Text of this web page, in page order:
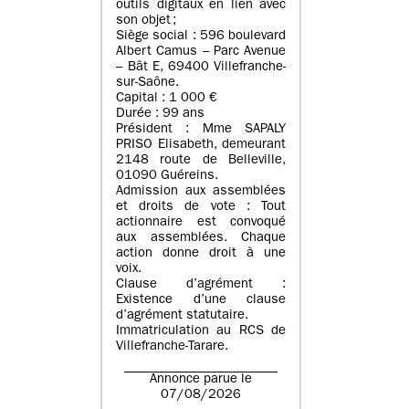
outils digitaux en lien avec
son objet ;
Siège social : 596 boulevard
Albert Camus – Parc Avenue
– Bât E, 69400 Villefranche-
sur-Saône.
Capital : 1 000 €
Durée : 99 ans
Président : Mme SAPALY
PRISO Elisabeth, demeurant
2148 route de Belleville,
01090 Guéreins.
Admission aux assemblées
et droits de vote : Tout
actionnaire est convoqué
aux assemblées. Chaque
action donne droit à une
voix.
Clause d’agrément :
Existence d’une clause
d’agrément statutaire.
Immatriculation au RCS de
Villefranche-Tarare.
Annonce parue le
07/08/2026